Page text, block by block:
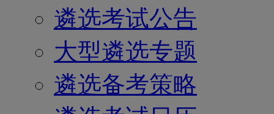
遴选考试公告
大型遴选专题
遴选备考策略